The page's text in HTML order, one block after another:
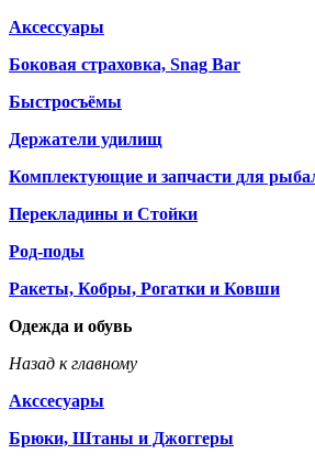
Аксессуары
Боковая страховка, Snag Bar
Быстросъёмы
Держатели удилищ
Комплектующие и запчасти для
Перекладины и Стойки
Род-поды
Ракеты, Кобры, Рогатки и Ковши
Одежда и обувь
Назад к главному
Акссесуары
Брюки, Штаны и Джоггеры